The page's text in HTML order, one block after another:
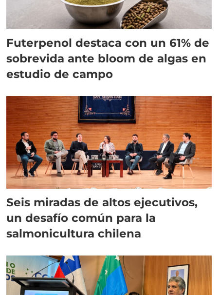
Futerpenol destaca con un 61% de
sobrevida ante bloom de algas en
estudio de campo
Seis miradas de altos ejecutivos,
un desafío común para la
salmonicultura chilena